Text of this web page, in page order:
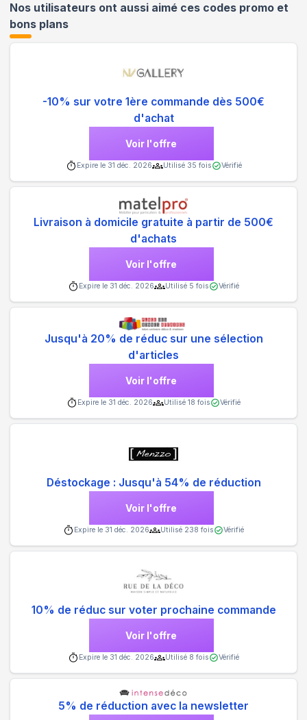
Nos utilisateurs ont aussi aimé ces codes promo et
bons plans
-10% sur votre 1ère commande dès 500€
d'achat
Voir l'offre
Expire le 31 déc. 2026 Utilisé 35 fois Vérifié
Livraison à domicile gratuite à partir de 500€
d'achats
Voir l'offre
Expire le 31 déc. 2026 Utilisé 5 fois Vérifié
Jusqu'à 20% de réduc sur une sélection
d'articles
Voir l'offre
Expire le 31 déc. 2026 Utilisé 18 fois Vérifié
Déstockage : Jusqu'à 54% de réduction
Voir l'offre
Expire le 31 déc. 2026 Utilisé 238 fois Vérifié
10% de réduc sur voter prochaine commande
Voir l'offre
Expire le 31 déc. 2026 Utilisé 8 fois Vérifié
5% de réduction avec la newsletter